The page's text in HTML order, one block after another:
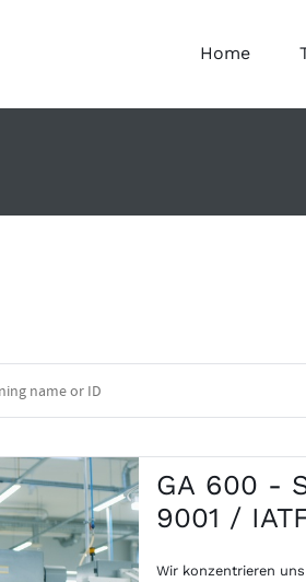
Home
GA 600 -
9001 /
Wir konzentrieren